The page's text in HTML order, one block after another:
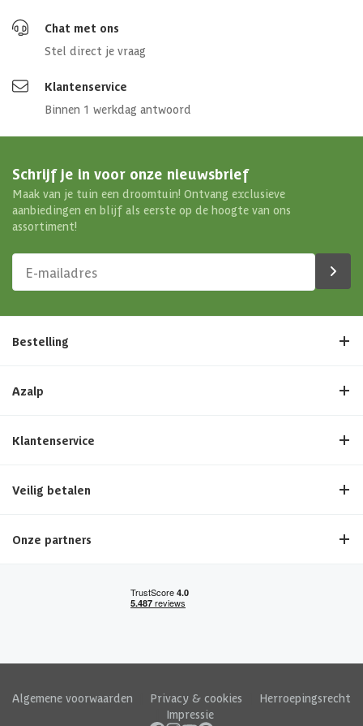
Chat met ons
Stel direct je vraag
Klantenservice
Binnen 1 werkdag antwoord
Schrijf je in voor onze nieuwsbrief
Maak van je tuin een droomtuin! Ontvang exclusieve
aanbiedingen en blijf als eerste op de hoogte van ons
assortiment!
Bestelling
Azalp
Klantenservice
Veilig betalen
Onze partners
Algemene voorwaarden Privacy & cookies
Herroepingsrecht
Impressie